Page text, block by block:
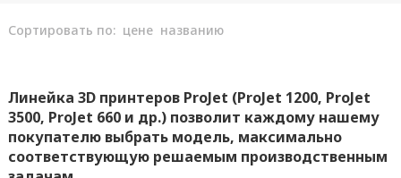
Сортировать по: цене названию
Линейка 3D принтеров ProJet (ProJet 1200, ProJet
3500, ProJet 660 и др.) позволит каждому нашему
покупателю выбрать модель, максимально
соответствующую решаемым производственным